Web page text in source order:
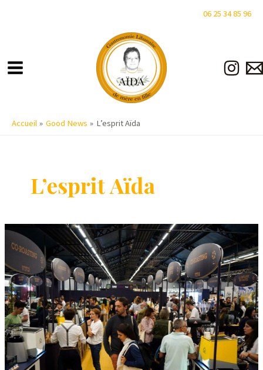
06 25 34 85 96
Menu
Accueil Good News L’esprit Aïda
L’esprit Aïda